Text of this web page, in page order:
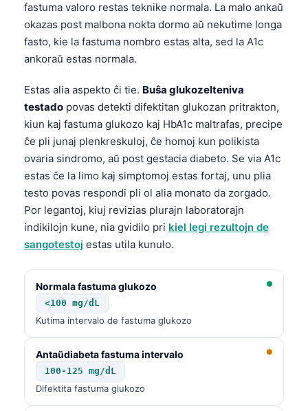
fastuma valoro restas teknike normala. La malo ankaŭ
okazas post malbona nokta dormo aŭ nekutime longa
fasto, kie la fastuma nombro estas alta, sed la A1c
ankoraŭ estas normala.
Estas alia aspekto ĉi tie. Buŝa glukozelteniva
testado povas detekti difektitan glukozan pritrakton,
kiun kaj fastuma glukozo kaj HbA1c maltrafas, precipe
ĉe pli junaj plenkreskuloj, ĉe homoj kun polikista
ovaria sindromo, aŭ post gestacia diabeto. Se via A1c
estas ĉe la limo kaj simptomoj estas fortaj, unu plia
testo povas respondi pli ol alia monato da zorgado.
Por legantoj, kiuj revizias plurajn laboratorajn
indikilojn kune, nia gvidilo pri kiel legi rezultojn de
sangotestoj estas utila kunulo.
Normala fastuma glukozo
<100 mg/dL
Kutima intervalo de fastuma glukozo
Antaŭdiabeta fastuma intervalo
100-125 mg/dL
Difektita fastuma glukozo